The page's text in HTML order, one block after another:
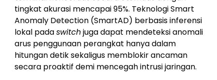
tingkat akurasi mencapai 95%. Teknologi Smart
Anomaly Detection (SmartAD) berbasis inferensi
lokal padaswitchjuga dapat mendeteksi anomali
arus penggunaan perangkat hanya dalam
hitungan detik sekaligus memblokir ancaman
secara proaktif demi mencegah intrusi jaringan.